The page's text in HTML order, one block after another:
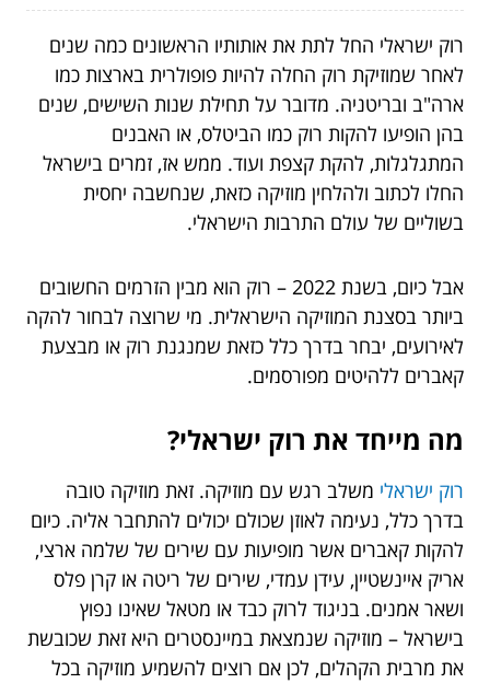
רוק ישראלי החל לתת את אותותיו הראשונים כמה שנים
לאחר שמוזיקת רוק החלה להיות פופולרית בארצות כמו
ארה"ב ובריטניה. מדובר על תחילת שנות השישים, שנים
בהן הופיעו להקות רוק כמו הביטלס, או האבנים
המתגלגלות, להקת קצפת ועוד. ממש אז, זמרים בישראל
החלו לכתוב ולהלחין מוזיקה כזאת, שנחשבה יחסית
בשוליים של עולם התרבות הישראלי.
אבל כיום, בשנת 2022 – רוק הוא מבין הזרמים החשובים
ביותר בסצנת המוזיקה הישראלית. מי שרוצה לבחור להקה
לאירועים, יבחר בדרך כלל כזאת שמנגנת רוק או מבצעת
קאברים ללהיטים מפורסמים.
מה מייחד את רוק ישראלי?
רוק ישראלי משלב רגש עם מוזיקה. זאת מוזיקה טובה
בדרך כלל, נעימה לאוזן שכולם יכולים להתחבר אליה. כיום
להקות קאברים אשר מופיעות עם שירים של שלמה ארצי,
אריק איינשטיין, עידן עמדי, שירים של ריטה או קרן פלס
ושאר אמנים. בניגוד לרוק כבד או מטאל שאינו נפוץ
בישראל – מוזיקה שנמצאת במיינסטרים היא זאת שכובשת
את מרבית הקהלים, לכן אם רוצים להשמיע מוזיקה בכל